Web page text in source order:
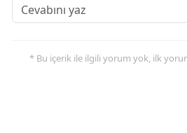
* Bu içerik ile ilgili yorum yok, ilk